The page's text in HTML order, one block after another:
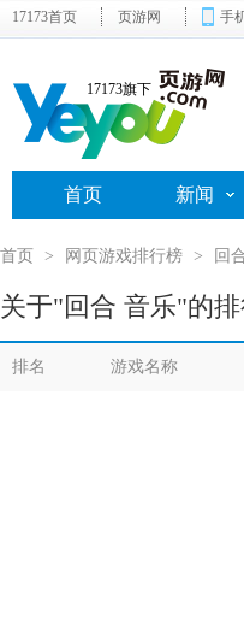
17173首页 页游网 手
17173旗下
首页 新闻
首页 > 网页游戏排行榜 > 回
关于"回合 音乐"的
排名 游戏名称